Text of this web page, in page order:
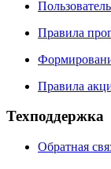
Правила
Правила
Техподдержка
Обратная